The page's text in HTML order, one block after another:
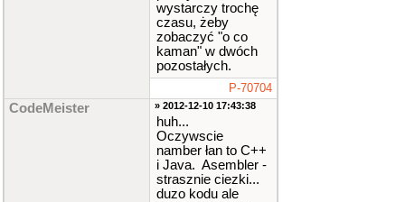
wystarczy trochę
czasu, żeby
zobaczyć "o co
kaman" w dwóch
pozostałych.
P-70704
CodeMeister » 2012-12-10 17:43:38
huh...
Oczywscie
namber łan to C++
i Java. Asembler -
strasznie ciezki...
duzo kodu ale